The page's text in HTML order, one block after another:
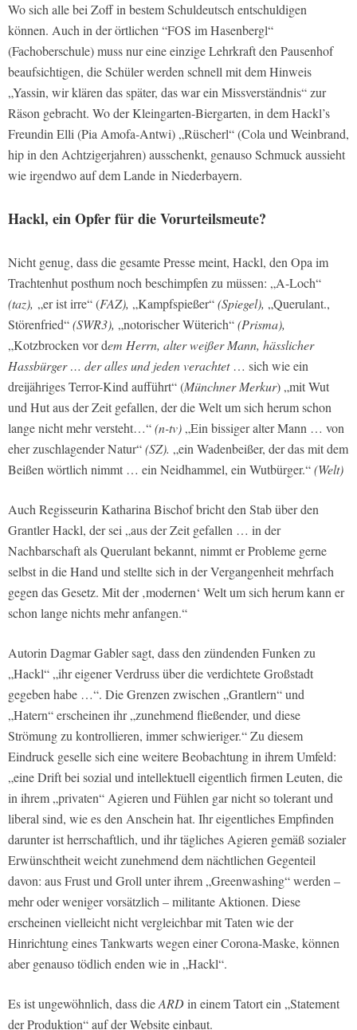
Wo sich alle bei Zoff in bestem Schuldeutsch entschuldigen
können. Auch in der örtlichen “FOS im Hasenbergl“
(Fachoberschule) muss nur eine einzige Lehrkraft den Pausenhof
beaufsichtigen, die Schüler werden schnell mit dem Hinweis
„Yassin, wir klären das später, das war ein Missverständnis“ zur
Räson gebracht. Wo der Kleingarten-Biergarten, in dem Hackl’s
Freundin Elli (Pia Amofa-Antwi) „Rüscherl“ (Cola und Weinbrand,
hip in den Achtzigerjahren) ausschenkt, genauso Schmuck aussieht
wie irgendwo auf dem Lande in Niederbayern.
Hackl, ein Opfer für die Vorurteilsmeute?
Nicht genug, dass die gesamte Presse meint, Hackl, den Opa im
Trachtenhut posthum noch beschimpfen zu müssen: „A-Loch“
(taz), „er ist irre“ (FAZ), „Kampfspießer“(Spiegel), „Querulant.,
Störenfried“(SWR3), „notorischer Wüterich“(Prisma),
„Kotzbrocken vor dem Herrn, alter weißer Mann, hässlicher
Hassbürger … der alles und jeden verachtet… sich wie ein
dreijähriges Terror-Kind aufführt“ (Münchner Merkur) „mit Wut
und Hut aus der Zeit gefallen, der die Welt um sich herum schon
lange nicht mehr versteht…“(n-tv)„Ein bissiger alter Mann … von
eher zuschlagender Natur“(SZ). „ein Wadenbeißer, der das mit dem
Beißen wörtlich nimmt … ein Neidhammel, ein Wutbürger.“(Welt)
Auch Regisseurin Katharina Bischof bricht den Stab über den
Grantler Hackl, der sei „aus der Zeit gefallen … in der
Nachbarschaft als Querulant bekannt, nimmt er Probleme gerne
selbst in die Hand und stellte sich in der Vergangenheit mehrfach
gegen das Gesetz. Mit der ‚modernen‘ Welt um sich herum kann er
schon lange nichts mehr anfangen.“
Autorin Dagmar Gabler sagt, dass den zündenden Funken zu
„Hackl“ „ihr eigener Verdruss über die verdichtete Großstadt
gegeben habe …“. Die Grenzen zwischen „Grantlern“ und
„Hatern“ erscheinen ihr „zunehmend fließender, und diese
Strömung zu kontrollieren, immer schwieriger.“ Zu diesem
Eindruck geselle sich eine weitere Beobachtung in ihrem Umfeld:
„eine Drift bei sozial und intellektuell eigentlich firmen Leuten, die
in ihrem „privaten“ Agieren und Fühlen gar nicht so tolerant und
liberal sind, wie es den Anschein hat. Ihr eigentliches Empfinden
darunter ist herrschaftlich, und ihr tägliches Agieren gemäß sozialer
Erwünschtheit weicht zunehmend dem nächtlichen Gegenteil
davon: aus Frust und Groll unter ihrem „Greenwashing“ werden –
mehr oder weniger vorsätzlich – militante Aktionen. Diese
erscheinen vielleicht nicht vergleichbar mit Taten wie der
Hinrichtung eines Tankwarts wegen einer Corona-Maske, können
aber genauso tödlich enden wie in „Hackl“.
Es ist ungewöhnlich, dass dieARDin einem Tatort ein „Statement
der Produktion“ auf der Website einbaut.